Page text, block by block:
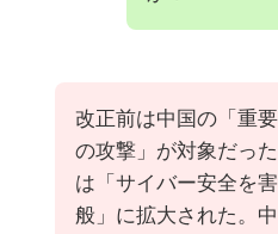
改正前は中国の「重
の攻撃」が対象だっ
は「サイバー安全を
般」に拡大された。